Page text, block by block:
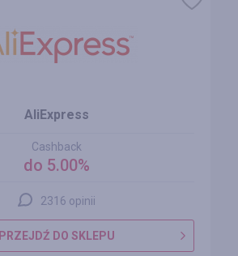
AliExpress
Cashback
do 5.00%
2316 opinii
PRZEJDŹ DO SKLEPU